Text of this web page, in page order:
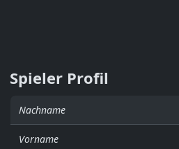
Spieler Profil
Nachname
Vorname